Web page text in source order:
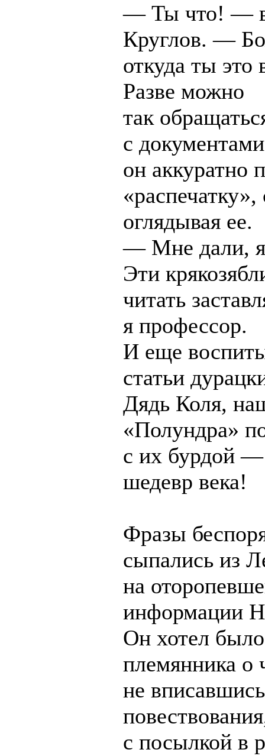
— Ты что! —
Круглов. —
откуда ты это
Разве можно
так
с
он аккуратно
оглядывая ее.
— Мне дали,
Эти
читать
я профессор.
И еще
статьи
Дядь Коля,
«Полундра»
с их бурдой
шедевр века!
Фразы
сыпались из
на
информации
Он хотел
племянника о
не
с посылкой в